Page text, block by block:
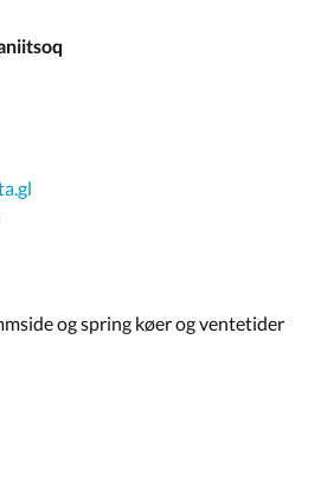
og spring køer og ventetider